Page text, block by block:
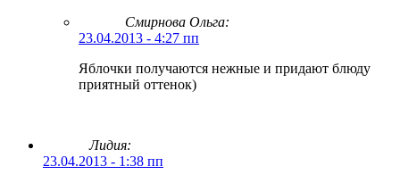
Смирнова Ольга:
23.04.2013 - 4:27 пп
Яблочки получаются нежные и придают блюду
приятный оттенок)
Лидия:
23.04.2013 - 1:38 пп